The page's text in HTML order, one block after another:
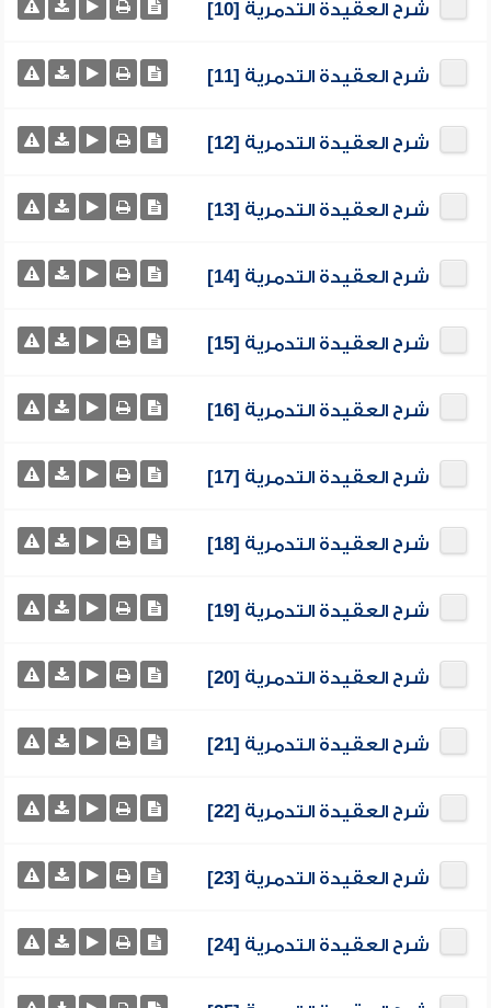
شرح العقيدة التدمرية [10]
شرح العقيدة التدمرية [11]
شرح العقيدة التدمرية [12]
شرح العقيدة التدمرية [13]
شرح العقيدة التدمرية [14]
شرح العقيدة التدمرية [15]
شرح العقيدة التدمرية [16]
شرح العقيدة التدمرية [17]
شرح العقيدة التدمرية [18]
شرح العقيدة التدمرية [19]
شرح العقيدة التدمرية [20]
شرح العقيدة التدمرية [21]
شرح العقيدة التدمرية [22]
شرح العقيدة التدمرية [23]
شرح العقيدة التدمرية [24]